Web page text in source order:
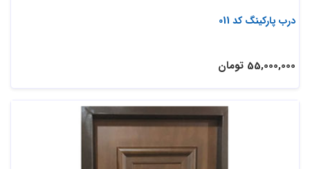
درب پارکینگ کد 011
55,000,000 تومان